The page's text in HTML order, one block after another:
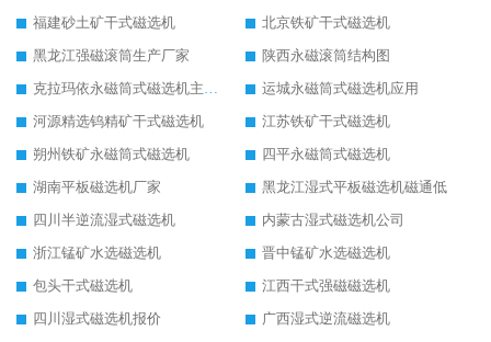
福建砂土矿干式磁选机
北京铁矿干式磁选机
黑龙江强磁滚筒生产厂家
陕西永磁滚筒结构图
克拉玛依永磁筒式磁选机主要技术参数
运城永磁筒式磁选机应用
河源精选钨精矿干式磁选机
江苏铁矿干式磁选机
朔州铁矿永磁筒式磁选机
四平永磁筒式磁选机
湖南平板磁选机厂家
黑龙江湿式平板磁选机磁通低
四川半逆流湿式磁选机
内蒙古湿式磁选机公司
浙江锰矿水选磁选机
晋中锰矿水选磁选机
包头干式磁选机
江西干式强磁磁选机
四川湿式磁选机报价
广西湿式逆流磁选机